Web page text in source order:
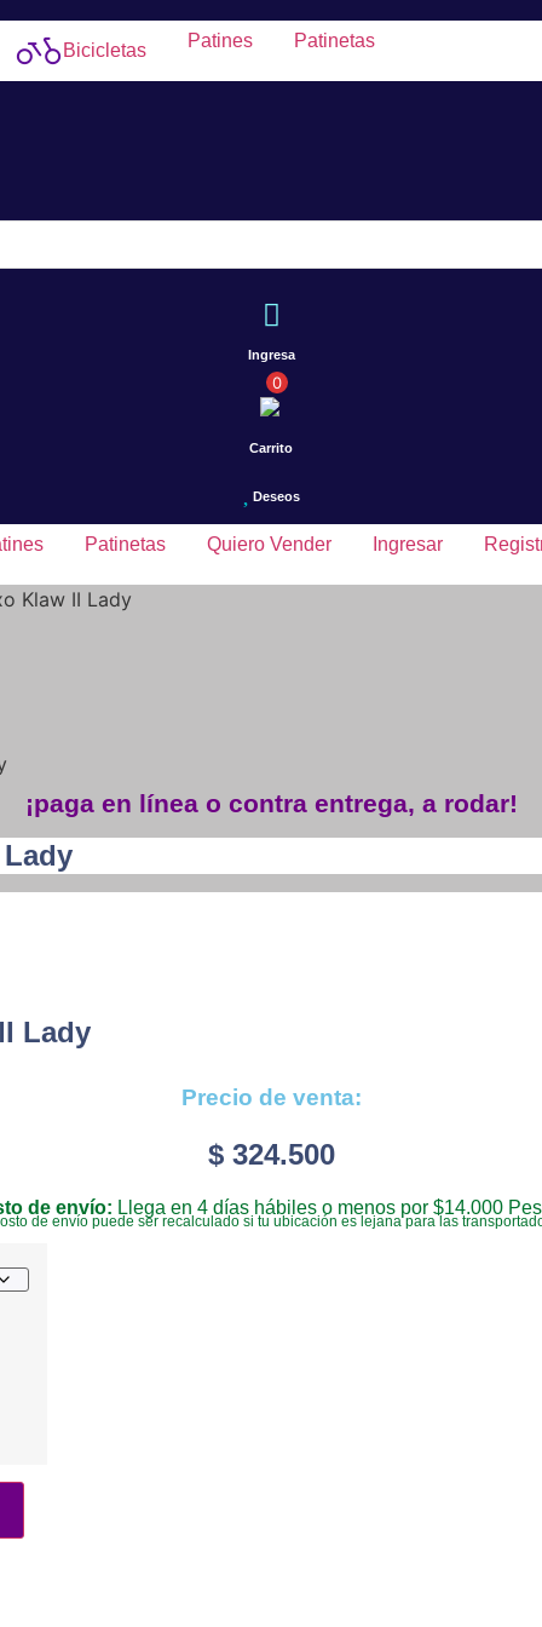
Bicicletas Patines Patinetas
Ingresa
0
Carrito
Deseos
Patinetas Quiero Vender Ingresar
Klaw II Lady
¡paga en línea o contra entrega, a rodar!
Lady
Precio de venta:
$324.500
de envío: Llega en 4 días hábiles o menos por $14.000
de envío puede ser recalculado si tu ubicación es lejana para las